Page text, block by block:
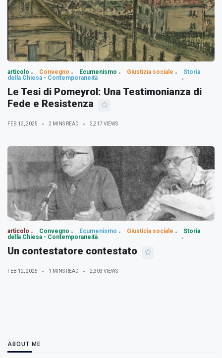
articolo Convegno Ecumenismo Giustizia sociale
Storia
della Chiesa - Contemporaneità
Le Tesi di Pomeyrol: Una Testimonianza di
Fede e Resistenza
FEB 12, 2025 2 MINS READ 2,217 VIEWS
articolo Convegno Ecumenismo Giustizia sociale
Storia
della Chiesa - Contemporaneità
Un contestatore contestato
FEB 12, 2025 1 MINS READ 2,303 VIEWS
ABOUT ME